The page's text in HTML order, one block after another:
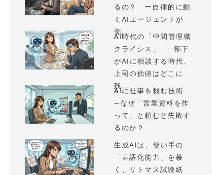
るの？ ー自律的に動
くAIエージェントが
働...
AI時代の「中間管理職
クライシス」 —部下
がAIに相談する時代、
上司の価値はどこに
残...
AIに仕事を頼む技術
—なぜ「営業資料を作
って」と頼むと失敗す
るのか？
生成AIは、使い手の
「言語化能力」を暴
く、リトマス試験紙